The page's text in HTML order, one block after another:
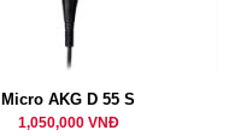
Micro AKG D 55 S
1,050,000 VNĐ